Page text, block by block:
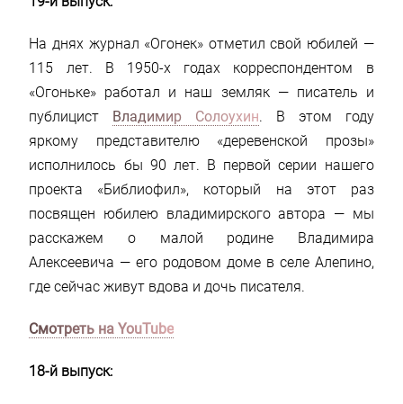
На днях журнал «Огонек» отметил свой юбилей —
115 лет. В 1950-х годах корреспондентом в
«Огоньке» работал и наш земляк — писатель и
публицист Владимир Солоухин. В этом году
яркому представителю «деревенской прозы»
исполнилось бы 90 лет. В первой серии нашего
проекта «Библиофил», который на этот раз
посвящен юбилею владимирского автора — мы
расскажем о малой родине Владимира
Алексеевича — его родовом доме в селе Алепино,
где сейчас живут вдова и дочь писателя.
Смотреть на YouTube
18-й выпуск: